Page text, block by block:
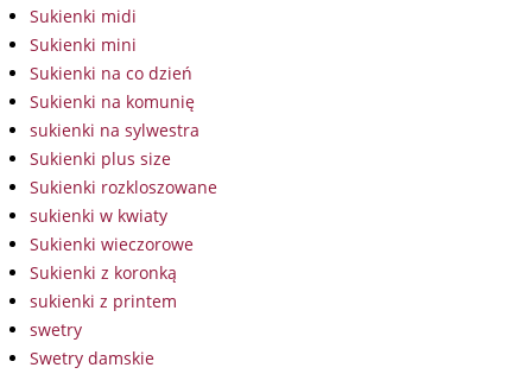
Sukienki midi
Sukienki mini
Sukienki na co dzień
Sukienki na komunię
sukienki na sylwestra
Sukienki plus size
Sukienki rozkloszowane
sukienki w kwiaty
Sukienki wieczorowe
Sukienki z koronką
sukienki z printem
swetry
Swetry damskie